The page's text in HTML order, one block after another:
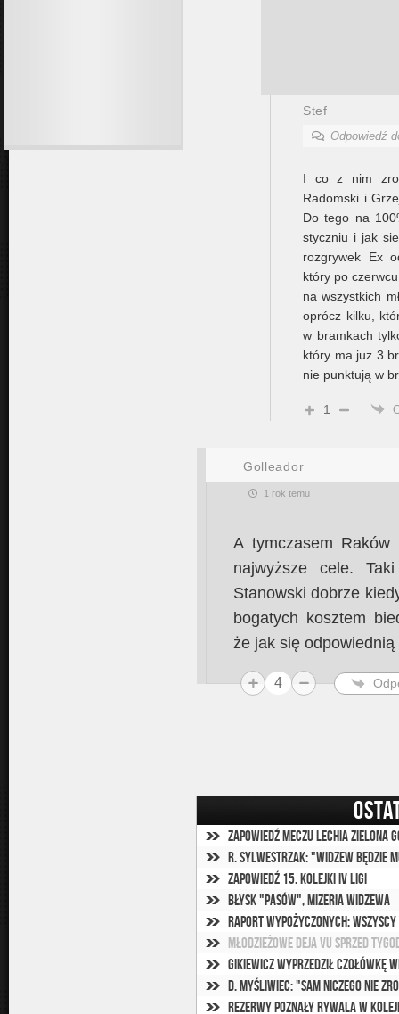
Stef
Odpowiedź
I co z nim
Radomski i
Do tego na
styczniu i jak
rozgrywek Ex
który po
na wszystkich
oprócz kilku,
w bramkach
który ma juz 3
nie punktują w
1
Golleador
1 rok temu
A tymczasem
najwyższe cele.
Stanowski dobrze
bogatych kosztem
że jak się
4
Zapowiedź meczu Lechia Zielona
Zapowiedź 15. kolejki IV ligi
Błysk "Pasów", mizeria Widzewa
Raport wypożyczonych:
Młodzieżowe deja vu sprzed
Gikiewicz wyprzedził czołówkę
Rezerwy poznały rywala w